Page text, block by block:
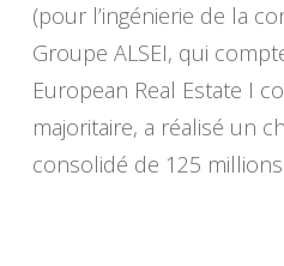
(pour l’ingénierie de la
Groupe ALSEI, qui
European Real Estate I
majoritaire, a réalisé un
consolidé de 125 millions